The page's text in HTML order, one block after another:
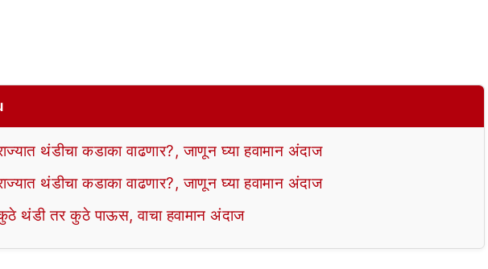
थंडीचा कडाका वाढणार?, जाणून घ्या हवामान अंदाज
थंडीचा कडाका वाढणार?, जाणून घ्या हवामान अंदाज
तर कुठे पाऊस, वाचा हवामान अंदाज